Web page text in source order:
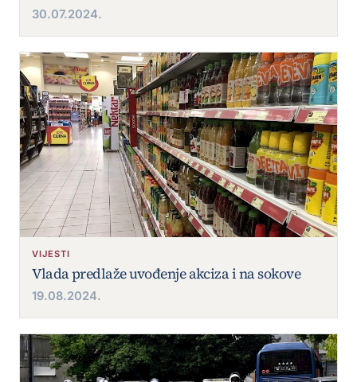
30.07.2024.
VIJESTI
Vlada predlaže uvođenje akciza i na sokove
19.08.2024.